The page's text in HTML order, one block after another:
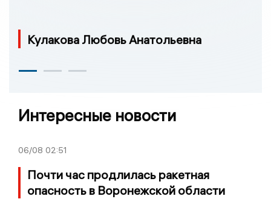
Кулакова Любовь Анатольевна
Интересные новости
06/08 02:51
Почти час продлилась ракетная
опасность в Воронежской области